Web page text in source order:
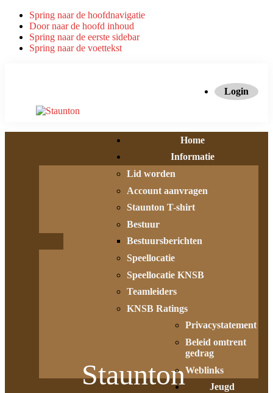
Spring naar de hoofdnavigatie
Door naar de hoofd inhoud
Spring naar de eerste sidebar
Spring naar de voettekst
Login
Staunton
Home
Informatie
Lid worden
Account aanvragen
Staunton T-shirt
Bestuur
Bestuursberichten
Speellocatie
Speellocatie KNSB
Teamleiders
KNSB Ratings
Privacystatement
Beleid omtrent
gedrag
Weblinks
Jeugd